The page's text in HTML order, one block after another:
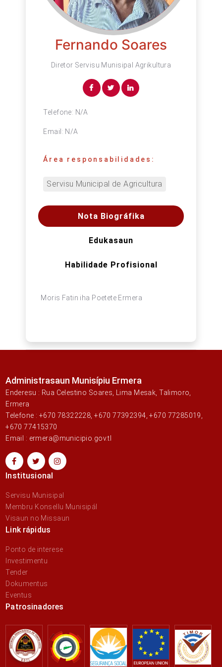
Fernando Soares
Diretor Servisu Munisipal Agrikultura
Telefone: N/A
Email: N/A
Área responsabilidades:
Servisu Municipal de Agricultura
Nota Biográfika
Edukasaun
Habilidade Profisional
Moris Fatin iha Poetete Ermera
Administrasaun Munisípiu Ermera
Enderesu : Rua Celestino Soares, Lima Mesak, Talimoro,
Ermera
Telefone : +670 78322228, +670 77392394, +670 77285019,
+670 77415370
Email : ermera@municipio.gov.tl
Institusional
Servisu Munisipal
Membru Konsellu Munisipál
Visaun no Missaun
Link rápidus
Ponto de interese
Investimentu
Tender
Dokumentus
Eventus
Patrosinadores